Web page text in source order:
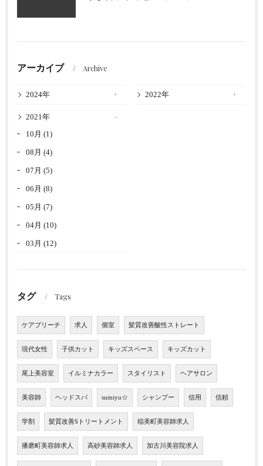
アーカイブ Archive
2024年 2022年
2021年
10月 (1)
08月 (4)
07月 (5)
06月 (8)
05月 (7)
04月 (10)
03月 (12)
タグ Tags
ケアブリーチ 求人 個室 髪質改善酸性ストレート
現代女性 子供カット キッズスペース キッズカット
尾上美容室 イルミナカラー スタイリスト ヘアサロン
美容師 ヘッドスパ sumiyu☆ シャンプー 信用 信頼
学割 髪質改善Sトリートメント 稲美町美容師求人
播磨町美容師求人 高砂美容師求人 加古川美容院求人